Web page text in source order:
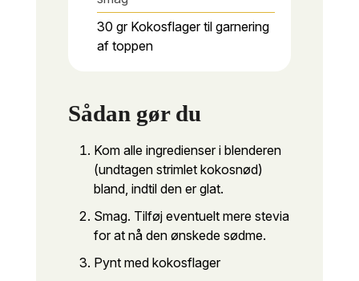
30 gr Kokosflager til garnering
af toppen
Sådan gør du
Kom alle ingredienser i blenderen
(undtagen strimlet kokosnød)
bland, indtil den er glat.
Smag. Tilføj eventuelt mere stevia
for at nå den ønskede sødme.
Pynt med kokosflager